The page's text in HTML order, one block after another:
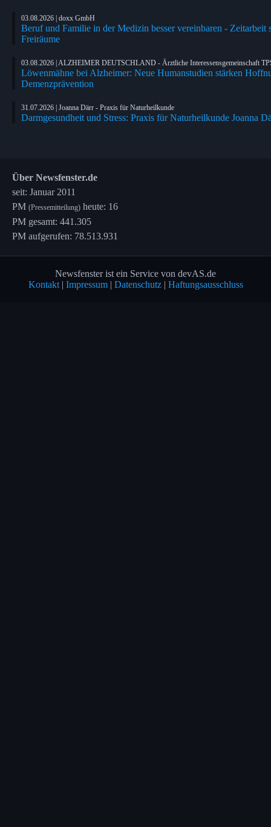
03.08.2026 | doxx GmbH
Beruf und Familie in der Medizin besser vereinbaren - Zeitarbeit
Freiräume
03.08.2026 | ALZHEIMER DEUTSCHLAND - Ärztliche Interessensgemeinschaft
Löwenmähne bei Alzheimer: Neue Humanstudien stärken
Demenzprävention
31.07.2026 | Joanna Därr - Praxis für Naturheilkunde
Darmgesundheit und Stress: Praxis für Naturheilkunde Joanna
Über Newsfenster.de
seit: Januar 2011
PM (Pressemitteilung) heute: 16
PM gesamt: 441.305
PM aufgerufen: 78.513.931
Newsfenster ist ein Service von devAS.de
Kontakt| Impressum| Datenschutz| Haftungsausschluss